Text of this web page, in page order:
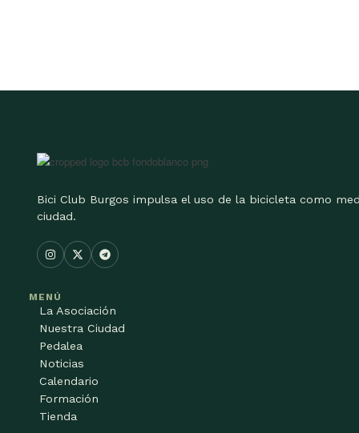
Bici Club Burgos impulsa el uso de la bicicleta como
ciudad.
MENÚ
La Asociación
Nuestra Ciudad
Pedalea
Noticias
Calendario
Formación
Tienda